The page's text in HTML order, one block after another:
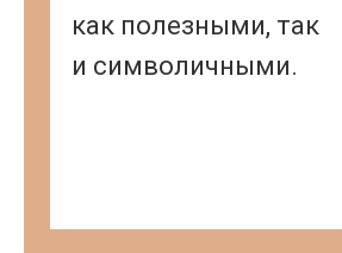
как полезными, так
и символичными.